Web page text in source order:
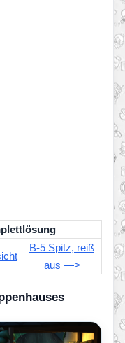
B-5 Spitz, reiß
aus —>